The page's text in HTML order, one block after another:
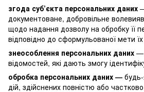
згода суб’єкта персональних даних
документоване, добровільне
щодо надання дозволу на обробку її
відповідно до сформульованої мети
знеособлення персональних даних —
відомостей, які дають змогу
обробка персональних даних —
дій, здійснених повністю або